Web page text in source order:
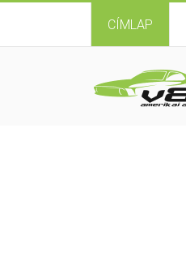
CÍMLAP